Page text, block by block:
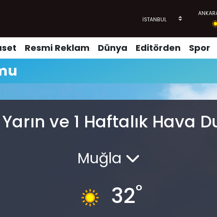
Resmi Reklam Dünya Editörden Spor
ve 1 Haftalık Hava
Muğla
32°